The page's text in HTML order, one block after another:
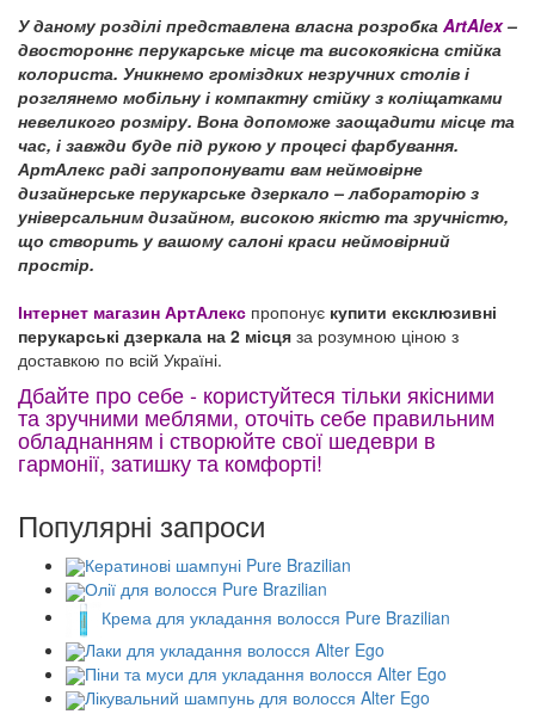
У даному розділі представлена власна розробка ArtAlex–
двостороннє перукарське місце та високоякісна стійка
колориста. Уникнемо громіздких незручних столів і
розглянемо мобільну і компактну стійку з коліщатками
невеликого розміру. Вона допоможе заощадити місце та
час, і завжди буде під рукою у процесі фарбування.
АртАлекс раді запропонувати вам неймовірне
дизайнерське перукарське дзеркало – лабораторію з
універсальним дизайном, високою якістю та зручністю,
що створить у вашому салоні краси неймовірний
простір.
Інтернет магазин АртАлекс пропонує купити ексклюзивні
перукарські дзеркала на 2 місця за розумною ціною з
доставкою по всій Україні.
Дбайте про себе - користуйтеся тільки якісними
та зручними меблями, оточіть себе правильним
обладнанням і створюйте свої шедеври в
гармонії, затишку та комфорті!
Популярні запроси
Кератинові шампуні Pure Brazilian
Олії для волосся Pure Brazilian
Крема для укладання волосся Pure Brazilian
Лаки для укладання волосся Alter Ego
Піни та муси для укладання волосся Alter Ego
Лікувальний шампунь для волосся Alter Ego